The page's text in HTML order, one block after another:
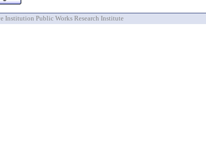
Institution Public Works Research Institute